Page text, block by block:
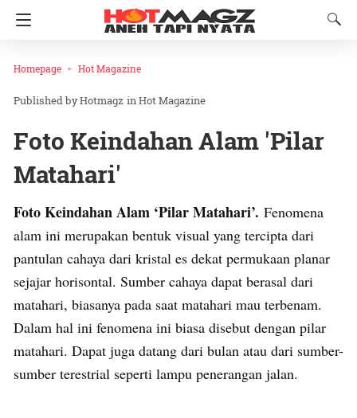
Homepage Hot Magazine
Hotmagz inHot Magazine
Foto Keindahan Alam 'Pilar
Matahari'
Foto Keindahan Alam ‘Pilar Matahari’. Fenomena
alam ini merupakan bentuk visual yang tercipta dari
pantulan cahaya dari kristal es dekat permukaan planar
sejajar horisontal. Sumber cahaya dapat berasal dari
matahari, biasanya pada saat matahari mau terbenam.
Dalam hal ini fenomena ini biasa disebut dengan pilar
matahari. Dapat juga datang dari bulan atau dari sumber-
sumber terestrial seperti lampu penerangan jalan.